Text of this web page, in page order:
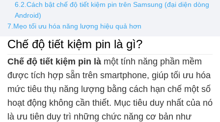
6.2.Cách bật chế độ tiết kiệm pin trên Samsung (đại diện dòng
Android)
7.Mẹo tối ưu hóa năng lượng hiệu quả hơn
Chế độ tiết kiệm pin là gì?
Chế độ tiết kiệm pin là một tính năng phần mềm
được tích hợp sẵn trên smartphone, giúp tối ưu hóa
mức tiêu thụ năng lượng bằng cách hạn chế một số
hoạt động không cần thiết. Mục tiêu duy nhất của nó
là ưu tiên duy trì những chức năng cơ bản như